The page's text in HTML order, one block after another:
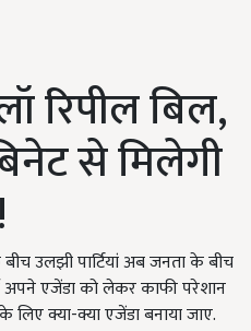
रिपील बिल,
से मिलेगी
उलझी पार्टियां अब जनता के बीच
अपने एजेंडा को लेकर काफी परेशान
क्या-क्या एजेंडा बनाया जाए.